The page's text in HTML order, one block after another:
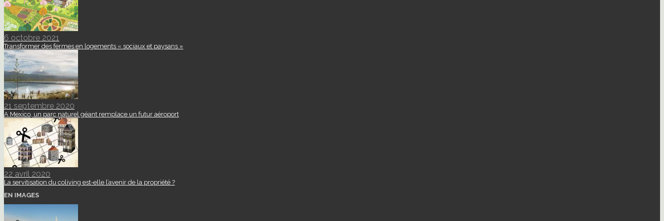
6 octobre 2021
Transformer des fermes en logements « sociaux et paysans »
21 septembre 2020
A Mexico, un parc naturel géant remplace un futur aéroport
22 avril 2020
La servitisation du coliving est-elle l’avenir de la propriété ?
EN IMAGES